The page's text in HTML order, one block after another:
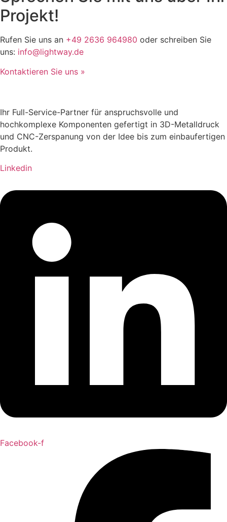
Projekt!
Rufen Sie uns an +49 2636 964980 oder schreiben Sie
uns: info@lightway.de
Kontaktieren Sie uns »
Ihr Full-Service-Partner für anspruchsvolle und
hochkomplexe Komponenten gefertigt in 3D-Metalldruck
und CNC-Zerspanung von der Idee bis zum einbaufertigen
Produkt.
Linkedin
Facebook-f